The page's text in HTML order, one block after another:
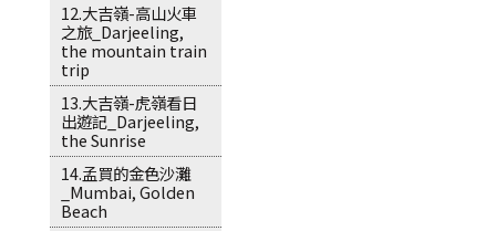
12.大吉嶺-高山火車
之旅_Darjeeling,
the mountain train
trip
13.大吉嶺-虎嶺看日
出遊記_Darjeeling,
the Sunrise
14.孟買的金色沙灘
_Mumbai, Golden
Beach